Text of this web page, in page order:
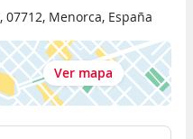
, 07712, Menorca, España
Ver mapa